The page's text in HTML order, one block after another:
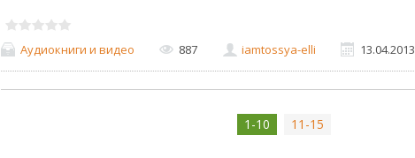
Аудиокниги и видео 887 iamtossya-elli 13.04.2013
1-10 11-15